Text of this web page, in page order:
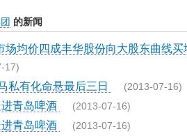
的新闻
场均价四成丰华股份向大股东曲线买
17)
私有化命悬最后三日 (2013-07-16)
进青岛啤酒 (2013-07-16)
进青岛啤酒 (2013-07-16)